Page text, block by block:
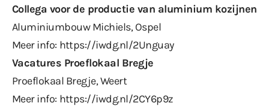
Collega voor de productie van aluminium kozijnen
Aluminiumbouw Michiels, Ospel
Meer info: https://iwdg.nl/2Unguay
Vacatures Proeflokaal Bregje
Proeflokaal Bregje, Weert
Meer info: https://iwdg.nl/2CY6p9z